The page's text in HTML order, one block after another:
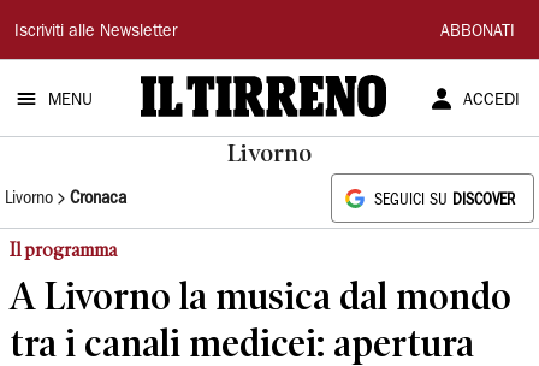
Il
Tirreno
Iscriviti alle Newsletter ABBONATI
MENU ACCEDI
Livorno
Livorno Cronaca SEGUICI SU DISCOVER
Il programma
A Livorno la musica dal mondo
tra i canali medicei: apertura